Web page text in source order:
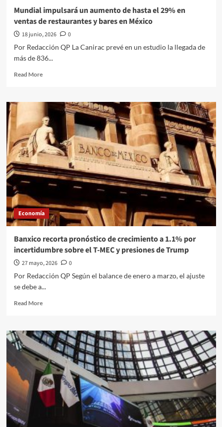
el
T-
MEC
Mundial impulsará un aumento de hasta el 29% en
ventas de restaurantes y bares en México
18 junio, 2026
0
Por Redacción QP La Canirac prevé en un estudio la llegada de
más de 836...
Read MoreRead
Mundial
impulsará
un
aumento
de
hasta
el
29%
en
ventas
restaurantes
y
bares
México
Economía
Banxico recorta pronóstico de crecimiento a 1.1% por
incertidumbre sobre el T-MEC y presiones de Trump
27 mayo, 2026
0
Por Redacción QP Según el balance de enero a marzo, el ajuste
se debe a...
Read MoreRead
Banxico
recorta
pronóstico
de
crecimiento
a
1.1%
incertidumbre